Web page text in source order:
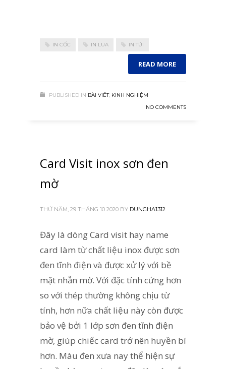
IN CỐC IN LUA IN TÚI
READ MORE
PUBLISHED IN BÀI VIẾT, KINH NGHIỆM
NO COMMENTS
Card Visit inox sơn đen
mờ
THỨ NĂM, 29 THÁNG 10 2020 BY DUNGHA1312
Đây là dòng Card visit hay name
card làm từ chất liệu inox được sơn
đen tĩnh điện và được xử lý với bề
mặt nhẵn mờ. Với đặc tính cứng hơn
so với thép thường không chịu từ
tính, hơn nữa chất liệu này còn được
bảo vệ bởi 1 lớp sơn đen tĩnh điện
mờ, giúp chiếc card trở nên huyền bí
hơn. Màu đen xưa nay thể hiện sự